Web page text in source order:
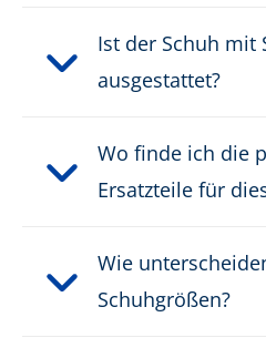
Ist der Schuh mit
ausgestattet?
Wo finde ich die
Ersatzteile für
Wie
Schuhgrößen?